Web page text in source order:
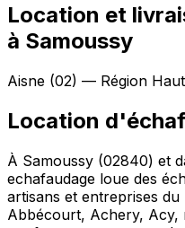
Location et
à Samoussy
Aisne (02) — Région
Location
À Samoussy (02840) et
echafaudage loue des
artisans et entreprises
Abbécourt, Achery, Acy,